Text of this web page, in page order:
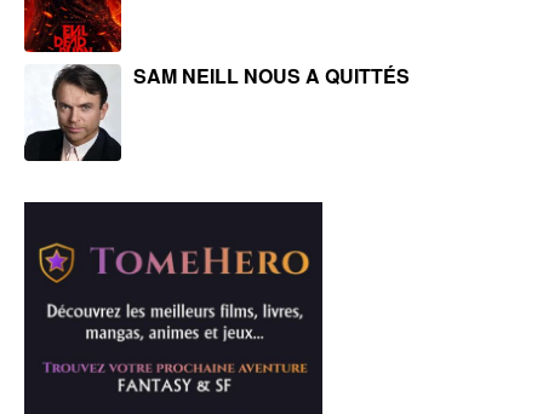
SAM NEILL NOUS A QUITTÉS